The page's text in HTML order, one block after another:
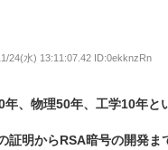
24(水) 13:11:07.42 ID:0ekknzRn
年、物理50年、工学10年と
証明からRSA暗号の開発ま